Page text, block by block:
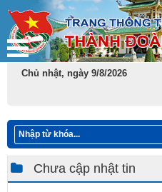
Chủ nhật, ngày 9/8/2026
Chưa cập nhật tin